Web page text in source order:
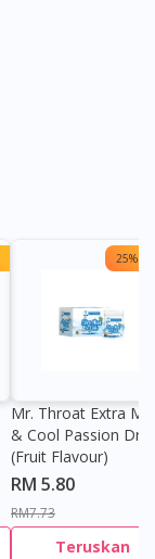
25%
Mr. Throat Extra
& Cool Passion
(Fruit Flavour)
RM 5.80
RM7.73
Teruskan